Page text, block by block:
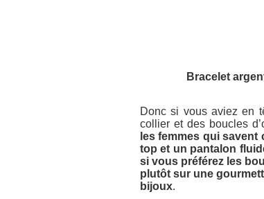
Bracelet
Donc si vous aviez en
collier et des boucles
les femmes qui
top et un pantalon
si vous préférez les
plutôt sur une
bijoux.